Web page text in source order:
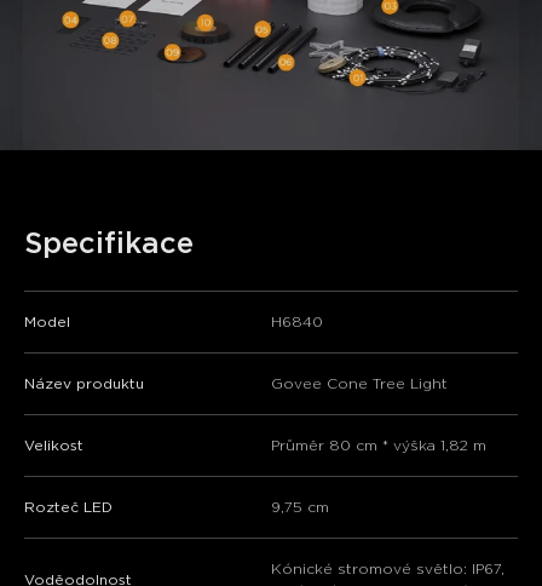
Specifikace
Model H6840
Název produktu Govee Cone Tree Light
Velikost Průměr 80 cm * výška 1,82 m
Rozteč LED 9,75 cm
Voděodolnost
Kónické stromové světlo: IP67,